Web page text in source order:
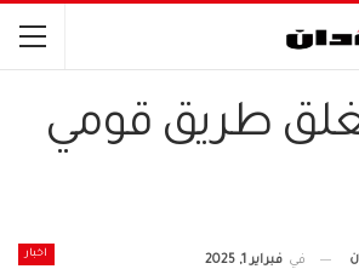
طريق قومي
اخبار في فبراير 1, 2025